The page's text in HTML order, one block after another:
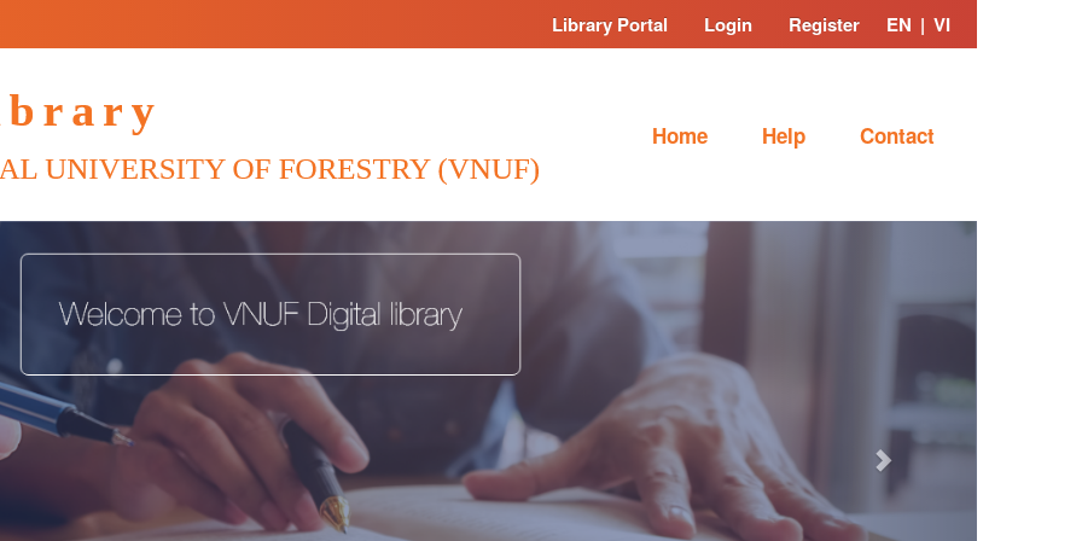
Library Portal Login Register EN | VI
Home Help Contact